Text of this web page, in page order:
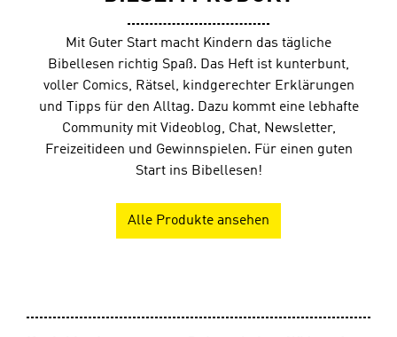
Mit Guter Start macht Kindern das tägliche
Bibellesen richtig Spaß. Das Heft ist kunterbunt,
voller Comics, Rätsel, kindgerechter Erklärungen
und Tipps für den Alltag. Dazu kommt eine lebhafte
Community mit Videoblog, Chat, Newsletter,
Freizeitideen und Gewinnspielen. Für einen guten
Start ins Bibellesen!
Alle Produkte ansehen